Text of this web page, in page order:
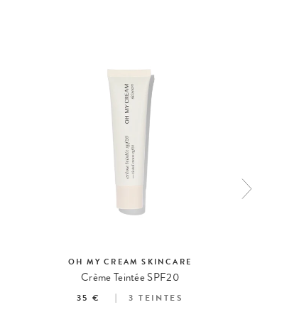
OH MY CREAM SKINCARE
Crème Teintée SPF20
35 € 3 TEINTES